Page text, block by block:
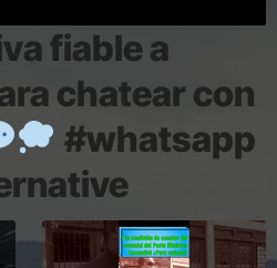
fiable a
chatear con
#whatsapp